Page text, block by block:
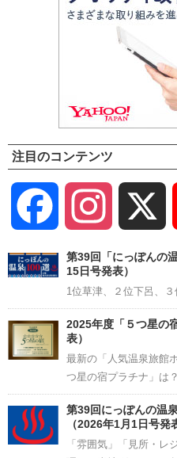
注目のコンテンツ
Facebook Instagram
第39回「にっぽんの
15日号発表）
1位草津、２位下呂、３
2025年度「５つ星の
表）
最新の「人気温泉旅館
つ星の宿プラチナ」は？
第39回にっぽんの温
（2026年1月1日号発
「雰囲気」「見所・レ